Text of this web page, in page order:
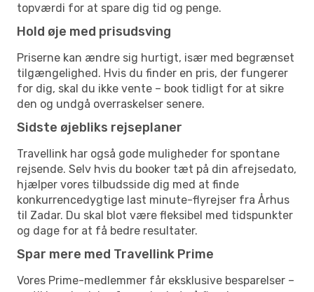
topværdi for at spare dig tid og penge.
Hold øje med prisudsving
Priserne kan ændre sig hurtigt, især med begrænset
tilgængelighed. Hvis du finder en pris, der fungerer
for dig, skal du ikke vente – book tidligt for at sikre
den og undgå overraskelser senere.
Sidste øjebliks rejseplaner
Travellink har også gode muligheder for spontane
rejsende. Selv hvis du booker tæt på din afrejsedato,
hjælper vores tilbudsside dig med at finde
konkurrencedygtige last minute-flyrejser fra Århus
til Zadar. Du skal blot være fleksibel med tidspunkter
og dage for at få bedre resultater.
Spar mere med Travellink Prime
Vores Prime-medlemmer får eksklusive besparelser –